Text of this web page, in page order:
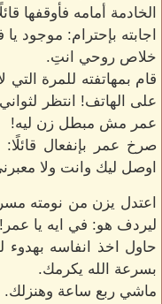
الخادمة أمامه فأوقفها
اجابته بإحترام: موجود يا
خلاص روحي انتِ.
قام بمهاتفته للمرة التي
على الهاتف! انتظر
عمر مش مبطل زن ليه!
صرخ عمر بإنفعال
اوصل ليك وانت ولا
اعتدل يزن من نومته
ليردف هو: في ايه يا عمر!
حاول اخذ انفاسه
بسرعة الله يكرمك.
ماشي ربع ساعة وهنزلك.